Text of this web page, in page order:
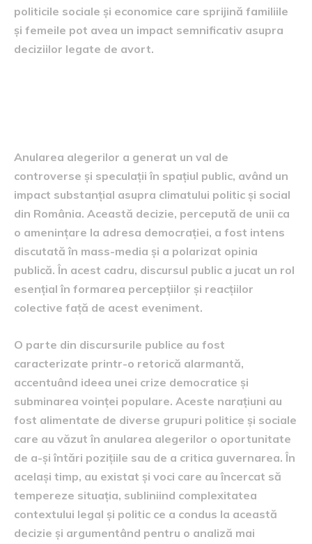
politicile sociale și economice care sprijină familiile
și femeile pot avea un impact semnificativ asupra
deciziilor legate de avort.
Anularea alegerilor a generat un val de
controverse și speculații în spațiul public, având un
impact substanțial asupra climatului politic și social
din România. Această decizie, percepută de unii ca
o amenințare la adresa democrației, a fost intens
discutată în mass-media și a polarizat opinia
publică. În acest cadru, discursul public a jucat un rol
esențial în formarea percepțiilor și reacțiilor
colective față de acest eveniment.
O parte din discursurile publice au fost
caracterizate printr-o retorică alarmantă,
accentuând ideea unei crize democratice și
subminarea voinței populare. Aceste narațiuni au
fost alimentate de diverse grupuri politice și sociale
care au văzut în anularea alegerilor o oportunitate
de a-și întări pozițiile sau de a critica guvernarea. În
același timp, au existat și voci care au încercat să
tempereze situația, subliniind complexitatea
contextului legal și politic ce a condus la această
decizie și argumentând pentru o analiză mai